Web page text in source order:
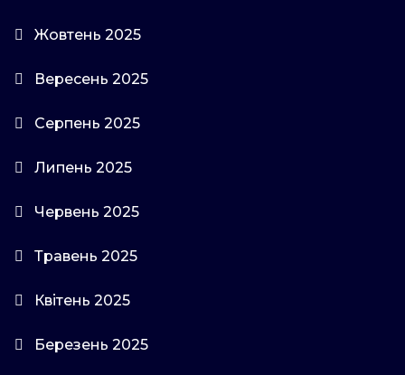
Жовтень 2025
Вересень 2025
Серпень 2025
Липень 2025
Червень 2025
Травень 2025
Квітень 2025
Березень 2025